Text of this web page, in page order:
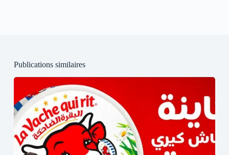
Publications similaires